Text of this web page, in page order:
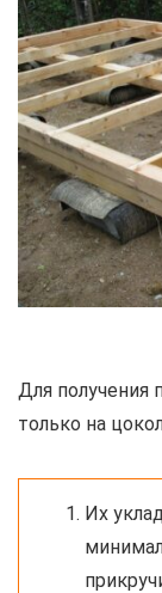
Для получения
только на
Их